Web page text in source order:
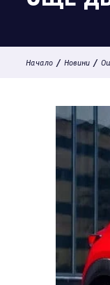
Начало / Новини /